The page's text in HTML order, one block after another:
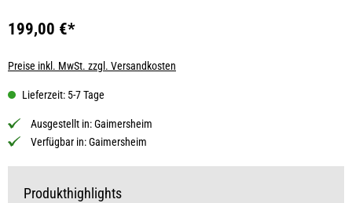
Produkthighlights
199,00 €*
Preise inkl. MwSt. zzgl. Versandkosten
Lieferzeit: 5-7 Tage
Ausgestellt in:Gaimersheim
Verfügbar in:Gaimersheim